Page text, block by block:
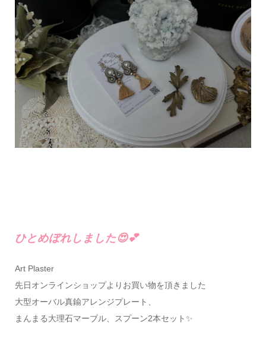
ひとめぼれしました😍💕
Art Plaster
先日オンラインショップよりお買い物を頂きました
大型オーバル真鍮アレンジプレート、
まんまる大理石マーブル、スプーン2本セット✨